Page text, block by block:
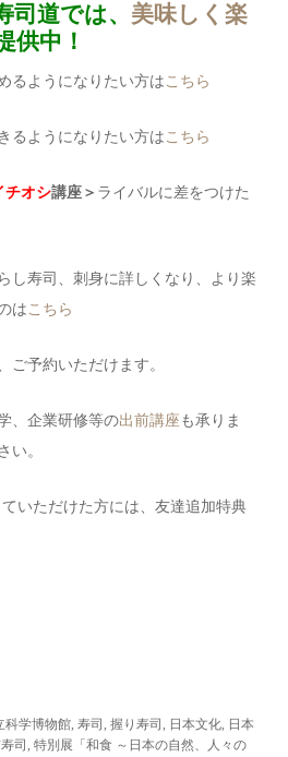
道では、 美味しく楽
供中！
るようになりたい方は こちら
るようになりたい方は こちら
チオシ講座＞ ライバルに差をつけた
し寿司、刺身に詳しくなり、より楽
は こちら
ご予約いただけます。
、企業研修等の出前講座 も承りま
い。
ていただけた方には、友達追加特典
科学博物館,寿司,握り寿司, 日本文化, 日本
司,特別展「和食 ～日本の自然、人々の